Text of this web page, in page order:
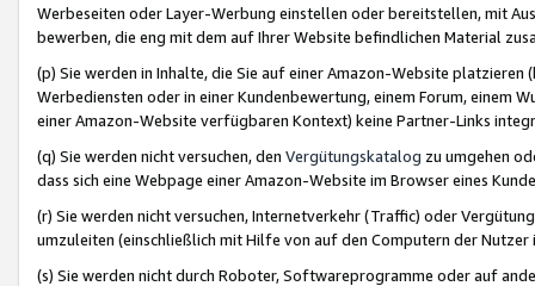
Werbeseiten oder Layer-Werbung einstellen oder bereitstellen, mit
bewerben, die eng mit dem auf Ihrer Website befindlichen Material
(p) Sie werden in Inhalte, die Sie auf einer Amazon-Website
Werbediensten oder in einer Kundenbewertung, einem Forum, einem
einer Amazon-Website verfügbaren Kontext) keine Partner-Links
(q) Sie werden nicht versuchen, den Vergütungskatalog zu umgehen
dass sich eine Webpage einer Amazon-Website im Browser eines
(r) Sie werden nicht versuchen, Internetverkehr (Traffic) oder
umzuleiten (einschließlich mit Hilfe von auf den Computern der
(s) Sie werden nicht durch Roboter, Softwareprogramme oder auf